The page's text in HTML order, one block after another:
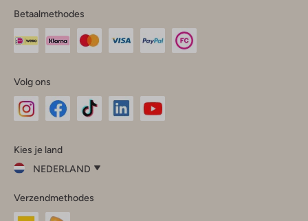
Betaalmethodes
Volg ons
InstagramFacebook
Kies je land
NEDERLAND
je
land
Verzendmethodes